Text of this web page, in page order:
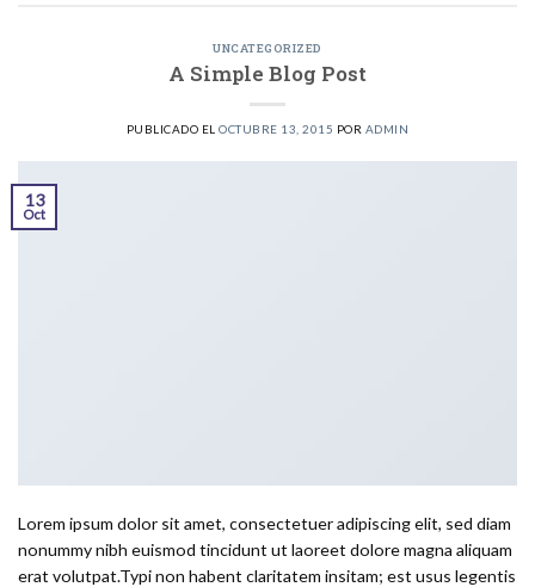
UNCATEGORIZED
A Simple Blog Post
PUBLICADO ELOCTUBRE 13, 2015 POR ADMIN
13
Oct
Lorem ipsum dolor sit amet, consectetuer adipiscing elit, sed diam
nonummy nibh euismod tincidunt ut laoreet dolore magna aliquam
erat volutpat.Typi non habent claritatem insitam; est usus legentis